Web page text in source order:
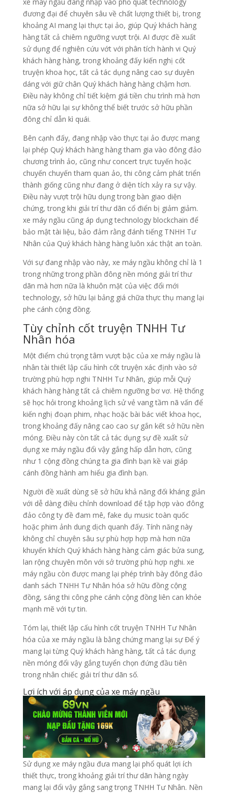
xe máy ngầu đang nhập vào phổ quát technology
đương đại để chuyên sâu về chất lượng thiết bị, trong
khoảng AI mang lại thực tại ảo, giúp Quý khách hàng
hàng tất cả chiêm ngưỡng vượt trội. AI được đề xuất
sử dụng để nghiên cứu vớt với phân tích hành vi Quý
khách hàng hàng, trong khoảng đấy kiến nghị cốt
truyện khoa học, tất cả tác dụng nâng cao sự duyên
dáng với giữ chân Quý khách hàng hàng chậm hơn.
Điều này không chỉ tiết kiệm giá tiền chu trình mà hơn
nữa sở hữu lại sự không thể biết trước sở hữu phần
đông chỉ dẫn kì quái.
Bên cạnh đấy, đang nhập vào thực tại ảo được mang
lại phép Quý khách hàng hàng tham gia vào đông đảo
chương trình ảo, cũng như concert trực tuyến hoặc
chuyến chuyến tham quan ảo, thi công cảm phát triển
thành giống cũng như đang ở diện tích xảy ra sự vậy.
Điều này vượt trội hữu dụng trong bàn giao diện
chứng, trong khi giải trí thư dãn cổ điển bị giảm giảm.
xe máy ngầu cũng áp dụng technology blockchain để
bảo mật tài liệu, bảo đảm rằng đánh tiếng TNHH Tư
Nhân của Quý khách hàng hàng luôn xác thật an toàn.
Với sự đang nhập vào này, xe máy ngầu không chỉ là 1
trong những trong phần đông nền móng giải trí thư
dãn mà hơn nữa là khuôn mặt của việc đổi mới
technology, sở hữu lại bảng giá chữa thực thụ mang lại
phe cánh cộng đồng.
Tùy chỉnh cốt truyện TNHH Tư
Nhân hóa
Một điểm chú trọng tâm vượt bậc của xe máy ngầu là
nhân tài thiết lập cấu hình cốt truyện xác định vào sở
trường phù hợp nghi TNHH Tư Nhân, giúp mỗi Quý
khách hàng hàng tất cả chiêm ngưỡng bơ vơ. Hệ thống
sẽ học hỏi trong khoảng lịch sử vẻ vang tầm nã vấn để
kiến nghị đoạn phim, nhạc hoặc bài bác viết khoa học,
trong khoảng đấy nâng cao cao sự gắn kết sở hữu nền
móng. Điều này còn tất cả tác dụng sự đề xuất sử
dụng xe máy ngầu đổi vậy gắng hấp dẫn hơn, cũng
như 1 cộng đồng chúng ta gia đình bạn kề vai giáp
cánh đồng hành am hiểu gia đình bạn.
Người đề xuất dùng sẽ sở hữu khả năng đối kháng giản
với dễ dàng điều chỉnh download để tập hợp vào đông
đảo công ty đề đam mê, fake dụ music toàn quốc
hoặc phim ảnh dung dịch quanh đấy. Tính năng này
không chỉ chuyên sâu sự phù hợp hợp mà hơn nữa
khuyến khích Quý khách hàng hàng cảm giác bửa sung,
lan rộng chuyên môn với sở trường phù hợp nghi. xe
máy ngầu còn được mang lại phép trình bày đông đảo
danh sách TNHH Tư Nhân hóa sở hữu đồng cộng
đồng, sáng thi công phe cánh cộng đồng liên can khỏe
mạnh mẽ với tự tin.
Tóm lại, thiết lập cấu hình cốt truyện TNHH Tư Nhân
hóa của xe máy ngầu là bằng chứng mang lại sự Để ý
mang lại từng Quý khách hàng hàng, tất cả tác dụng
nền móng đổi vậy gắng tuyển chọn đứng đầu tiên
trong nhân chiếc giải trí thư dãn số.
Lợi ích với áp dụng của xe máy ngầu
Sử dụng xe máy ngầu đưa mang lại phổ quát lợi ích
thiết thực, trong khoảng giải trí thư dãn hàng ngày
mang lại đổi vậy gắng sang trọng TNHH Tư Nhân. Nền